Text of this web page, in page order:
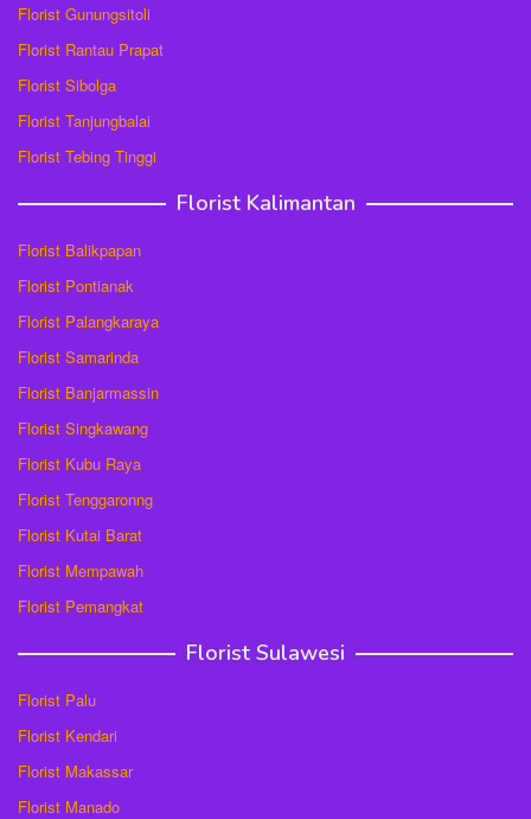
Florist Gunungsitoli
Florist Rantau Prapat
Florist Sibolga
Florist Tanjungbalai
Florist Tebing Tinggi
Florist Kalimantan
Florist Balikpapan
Florist Pontianak
Florist Palangkaraya
Florist Samarinda
Florist Banjarmassin
Florist Singkawang
Florist Kubu Raya
Florist Tenggaronng
Florist Kutai Barat
Florist Mempawah
Florist Pemangkat
Florist Sulawesi
Florist Palu
Florist Kendari
Florist Makassar
Florist Manado